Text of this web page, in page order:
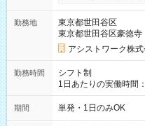
勤務地
東京都世田谷区
東京都世田谷区豪徳寺
アシストワーク株式
勤務時間
シフト制
1日あたりの実働時間
勤務 勤務：月・水・金 休み：
可能です！ ※1日あたりの最大実働時間は日勤、夜勤共に勤務し
期間 単発・1日のみOK